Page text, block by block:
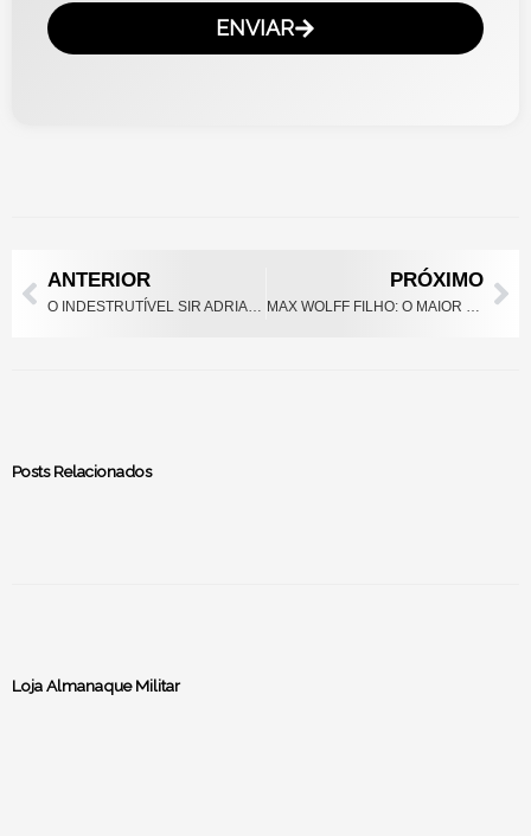
ENVIAR
ANTERIOR PRÓXIMO
Posts Relacionados
Loja Almanaque Militar